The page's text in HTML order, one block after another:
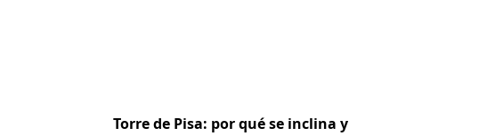
Torre de Pisa: por qué se inclina y